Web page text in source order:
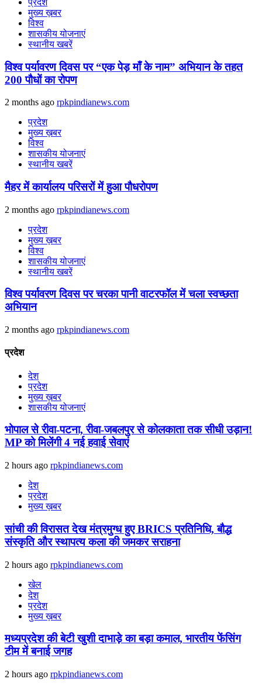
मुख्य ख़बर
विश्व
शासकीय योजनाएं
स्थानीय खबरें
विश्व पर्यावरण दिवस पर “एक पेड़ माँ के नाम” अभियान के तहत
200 पौधों का रोपण
2 months ago rpkpindianews.com
प्रदेश
मुख्य ख़बर
विश्व
शासकीय योजनाएं
स्थानीय खबरें
मैहर में कार्यालय परिसरों में हुआ पौधरोपण
2 months ago rpkpindianews.com
प्रदेश
मुख्य ख़बर
विश्व
शासकीय योजनाएं
स्थानीय खबरें
विश्व पर्यावरण दिवस पर चरका पानी वाटरफॉल में चला स्वच्छता
अभियान
2 months ago rpkpindianews.com
प्रदेश
देश
प्रदेश
मुख्य ख़बर
शासकीय योजनाएं
भोपाल से रीवा-पटना, रीवा-जबलपुर से कोलकाता तक सीधी उड़ान!
MP को मिलेंगी 4 नई हवाई सेवाएं
2 hours ago rpkpindianews.com
देश
प्रदेश
मुख्य ख़बर
सांची की विरासत देख मंत्रमुग्ध हुए BRICS प्रतिनिधि, बौद्ध
संस्कृति और स्थापत्य कला की जमकर सराहना
2 hours ago rpkpindianews.com
खेल
देश
प्रदेश
मुख्य ख़बर
मध्यप्रदेश की बेटी खुशी दाभाड़े का बड़ा कमाल, भारतीय फेंसिंग
टीम में बनाई जगह
2 hours ago rpkpindianews.com